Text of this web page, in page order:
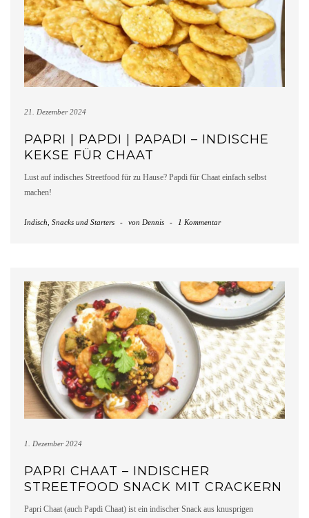
21. Dezember 2024
PAPRI | PAPDI | PAPADI – INDISCHE
KEKSE FÜR CHAAT
Lust auf indisches Streetfood für zu Hause? Papdi für Chaat einfach selbst
machen!
Indisch Snacks und Starters - von Dennis - 1 Kommentar
1. Dezember 2024
PAPRI CHAAT – INDISCHER
STREETFOOD SNACK MIT CRACKERN
Papri Chaat (auch Papdi Chaat) ist ein indischer Snack aus knusprigen